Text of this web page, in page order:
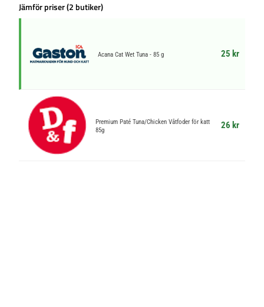
Jämför priser (2 butiker)
Acana Cat Wet Tuna - 85 g 25 kr
Premium Paté Tuna/Chicken Våtfoder för katt
85g
26 kr